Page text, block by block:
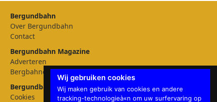
Wij gebruiken cookies
Wij maken gebruik van cookies en andere
tracking-technologieà«n om uw surfervaring op
Bergundbahn
Over Bergundbahn
Contact
Bergundbahn Magazine
Adverteren
Bergbahnen
Bergundbahn Instellingen
Cookies